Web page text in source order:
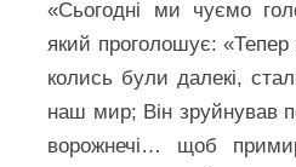
«Сьогодні ми чуємо
який проголошує: «Тепер
колись були далекі,
наш мир; Він зруйнував
ворожнечі… щоб